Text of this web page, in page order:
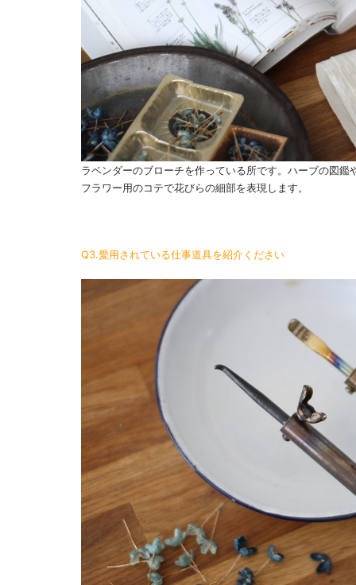
ラベンダーのブローチを作っている所です。ハーブの図
フラワー用のコテで花びらの細部を表現します。
Q3.愛用されている仕事道具を紹介ください